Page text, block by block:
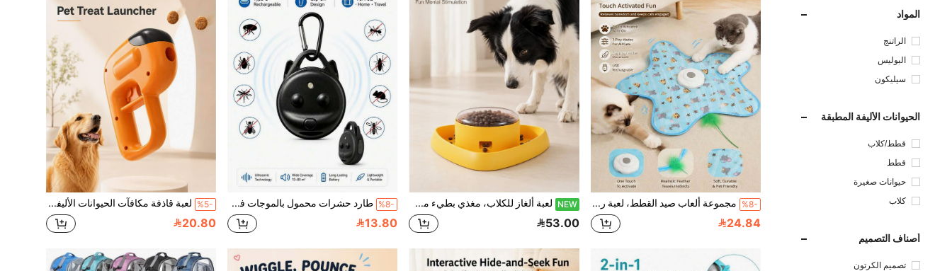
المواد
الراتنج
البوليس
سيليكون
الحيوانات الأليفة المطبقة
قطط/كلاب
قطط
حيوانات صغيرة
كلاب
أصناف التصميم
تصميم الكرتون
%8- مجموعة ألعاب صيد القطط، لعبة ريشة كهربائية متحركة عشوائية، لعبة الاختباء والبحث، لعبة المطاردة والصيد للحيوانات الأليفة، قابلة للشحن عبر USB، مستلزمات القطط الصغيرة، مستلزمات الحيوانات الأليفة
24.84
NEW لعبة ألغاز للكلاب، مغذي بطيء من نوع الضغط، مناسب للكلاب والقطط، لعبة تفاعلية لتوزيع الطعام، تصميم مانع للتسرب، مغذي تدريب على الأكل البطيء، تخفيف الملل، لعبة إثراء للحيوانات الأليفة في الأماكن المغلقة
53.00
%8- طارد حشرات محمول بالموجات فوق الصوتية، قابل للشحن عبر منفذ Type-C، طارد البراغيث والقراد والبعوض بوضعين للعمل، مشبك طارد الحشرات للكلاب والقطط والمنزل والتخييم والمشي لمسافات طويلة والسفر
13.80
%5- لعبة قاذفة مكافآت الحيوانات الأليفة، مناسبة للكلاب، موزع مكافآت تفاعلي، تصميم سهل التحميل من الأعلى، زناد بيد واحدة، لعبة مكافأة تدريب الكلاب، اللعب في الأماكن المغلقة والمفتوحة، لعبة رمي المكافآت الممتعة للكلاب الصغيرة والمتوسطة والكبيرة
20.80